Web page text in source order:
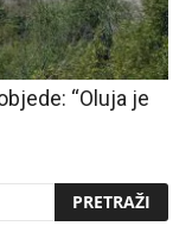
“Oluja je